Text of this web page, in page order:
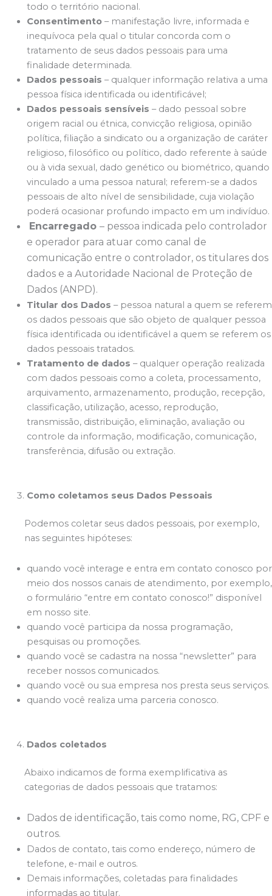
todo o território nacional.
Consentimento– manifestação livre, informada e
inequívoca pela qual o titular concorda com o
tratamento de seus dados pessoais para uma
finalidade determinada.
Dados pessoais – qualquer informação relativa a uma
pessoa física identificada ou identificável;
Dados pessoais sensíveis – dado pessoal sobre
origem racial ou étnica, convicção religiosa, opinião
política, filiação a sindicato ou a organização de caráter
religioso, filosófico ou político, dado referente à saúde
ou à vida sexual, dado genético ou biométrico, quando
vinculado a uma pessoa natural; referem-se a dados
pessoais de alto nível de sensibilidade, cuja violação
poderá ocasionar profundo impacto em um indivíduo.
Encarregado – pessoa indicada pelo controlador
e operador para atuar como canal de
comunicação entre o controlador, os titulares dos
dados e a Autoridade Nacional de Proteção de
Dados (ANPD).
Titular dos Dados – pessoa natural a quem se referem
os dados pessoais que são objeto de qualquer pessoa
física identificada ou identificável a quem se referem os
dados pessoais tratados.
Tratamento de dados – qualquer operação realizada
com dados pessoais como a coleta, processamento,
arquivamento, armazenamento, produção, recepção,
classificação, utilização, acesso, reprodução,
transmissão, distribuição, eliminação, avaliação ou
controle da informação, modificação, comunicação,
transferência, difusão ou extração.
Como coletamos seus Dados Pessoais
Podemos coletar seus dados pessoais, por exemplo,
nas seguintes hipóteses:
quando você interage e entra em contato conosco por
meio dos nossos canais de atendimento, por exemplo,
o formulário “entre em contato conosco!” disponível
em nosso site.
quando você participa da nossa programação,
pesquisas ou promoções.
quando você se cadastra na nossa “newsletter” para
receber nossos comunicados.
quando você ou sua empresa nos presta seus serviços.
quando você realiza uma parceria conosco.
Dados coletados
Abaixo indicamos de forma exemplificativa as
categorias de dados pessoais que tratamos:
Dados de identificação, tais como nome, RG, CPF e
outros.
Dados de contato, tais como endereço, número de
telefone, e-mail e outros.
Demais informações, coletadas para finalidades
informadas ao titular.